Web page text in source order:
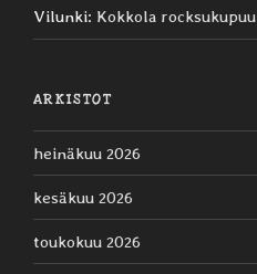
Vilunki: Kokkola rocksukupuu
ARKISTOT
heinäkuu 2026
kesäkuu 2026
toukokuu 2026